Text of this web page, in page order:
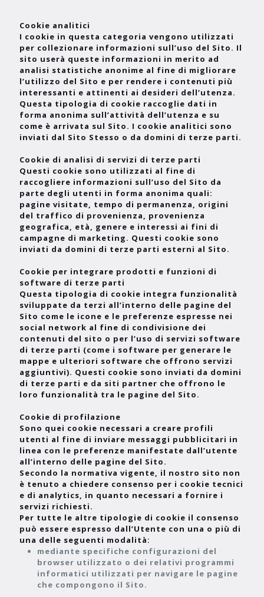
Cookie analitici
I cookie in questa categoria vengono utilizzati
per collezionare informazioni sull’uso del Sito. Il
sito userà queste informazioni in merito ad
analisi statistiche anonime al fine di migliorare
l’utilizzo del Sito e per rendere i contenuti più
interessanti e attinenti ai desideri dell’utenza.
Questa tipologia di cookie raccoglie dati in
forma anonima sull’attività dell’utenza e su
come è arrivata sul Sito. I cookie analitici sono
inviati dal Sito Stesso o da domini di terze parti.
Cookie di analisi di servizi di terze parti
Questi cookie sono utilizzati al fine di
raccogliere informazioni sull’uso del Sito da
parte degli utenti in forma anonima quali:
pagine visitate, tempo di permanenza, origini
del traffico di provenienza, provenienza
geografica, età, genere e interessi ai fini di
campagne di marketing. Questi cookie sono
inviati da domini di terze parti esterni al Sito.
Cookie per integrare prodotti e funzioni di
software di terze parti
Questa tipologia di cookie integra funzionalità
sviluppate da terzi all’interno delle pagine del
Sito come le icone e le preferenze espresse nei
social network al fine di condivisione dei
contenuti del sito o per l’uso di servizi software
di terze parti (come i software per generare le
mappe e ulteriori software che offrono servizi
aggiuntivi). Questi cookie sono inviati da domini
di terze parti e da siti partner che offrono le
loro funzionalità tra le pagine del Sito.
Cookie di profilazione
Sono quei cookie necessari a creare profili
utenti al fine di inviare messaggi pubblicitari in
linea con le preferenze manifestate dall’utente
all’interno delle pagine del Sito.
Secondo la normativa vigente, il nostro sito non
è tenuto a chiedere consenso per i cookie tecnici
e di analytics, in quanto necessari a fornire i
servizi richiesti.
Per tutte le altre tipologie di cookie il consenso
può essere espresso dall’Utente con una o più di
una delle seguenti modalità:
mediante specifiche configurazioni del
browser utilizzato o dei relativi programmi
informatici utilizzati per navigare le pagine
che compongono il Sito.